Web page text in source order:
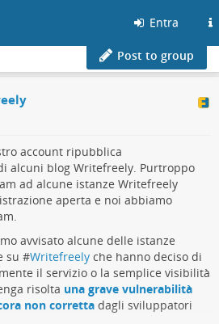
Entra
Post to group
account ripubblica
alcuni blog Writefreely. Purtroppo
ad alcune istanze Writefreely
aperta e noi abbiamo
avvisato alcune delle istanze
su #Writefreely che hanno deciso di
il servizio o la semplice visibilità
risolta una grave vulnerabilità
non corretta dagli sviluppatori